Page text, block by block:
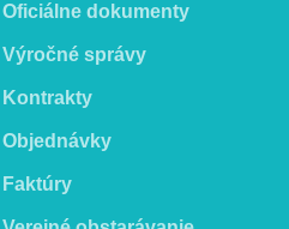
Oficiálne dokumenty
Výročné správy
Kontrakty
Objednávky
Faktúry